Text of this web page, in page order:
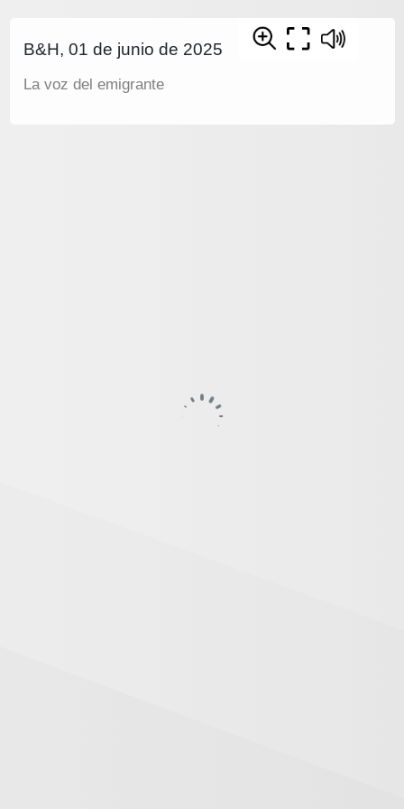
B&H, 01 de junio de 2025
La voz del emigrante